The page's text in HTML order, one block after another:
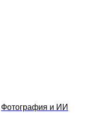
Фотография и ИИ